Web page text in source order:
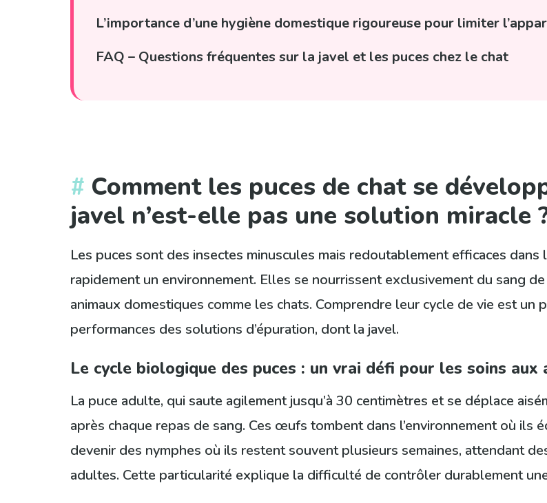
L’importance d’une hygiène domestique rigoureuse pour limiter
FAQ – Questions fréquentes sur la javel et les puces chez le chat
Comment les puces de chat se
javel n’est-elle pas une solution miracle
Les puces sont des insectes minuscules mais redoutablement efficaces
rapidement un environnement. Elles se nourrissent exclusivement du sang
animaux domestiques comme les chats. Comprendre leur cycle de vie est
performances des solutions d’épuration, dont la javel.
Le cycle biologique des puces : un vrai défi pour les soins aux
La puce adulte, qui saute agilement jusqu’à 30 centimètres et se déplace
après chaque repas de sang. Ces œufs tombent dans l’environnement où ils
devenir des nymphes où ils restent souvent plusieurs semaines, attendant
adultes. Cette particularité explique la difficulté de contrôler durablement